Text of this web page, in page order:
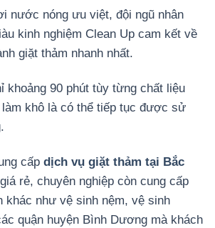
nước nóng ưu việt, đội ngũ nhân
kinh nghiệm Clean Up cam kết về
giặt thảm nhanh nhất.
khoảng 90 phút tùy từng chất liệu
làm khô là có thể tiếp tục được sử
cấp dịch vụ giặt thảm tại Bắc
rẻ, chuyên nghiệp còn cung cấp
khác như vệ sinh nệm, vệ sinh
quận huyện Bình Dương mà khách